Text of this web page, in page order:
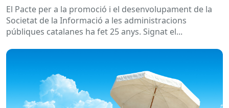
El Pacte per a la promoció i el desenvolupament de la
Societat de la Informació a les administracions
públiques catalanes ha fet 25 anys. Signat el...